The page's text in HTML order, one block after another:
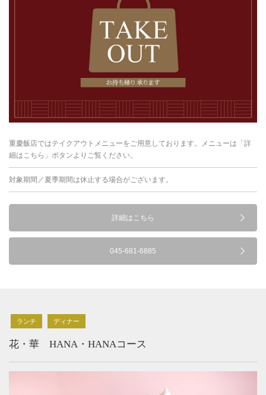
重慶飯店ではテイクアウトメニューをご用意しております。メニューは「詳
細はこちら」ボタンよりご覧ください。
対象期間／夏季期間は休止する場合がございます。
詳細はこちら
045-681-6885
ランチ ディナー
花・華 HANA・HANAコース